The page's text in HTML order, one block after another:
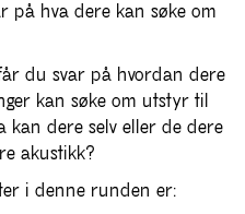
på hva dere kan søke om
du svar på hvordan dere
kan søke om utstyr til
kan dere selv eller de dere
akustikk?
i denne runden er: